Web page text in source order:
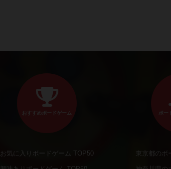
おすすめボードゲーム
お気に入りボードゲーム TOP50
ボー
東京都のボ